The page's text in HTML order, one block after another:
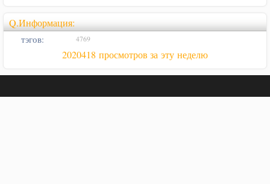
Q.Информация:
тэгов: 4769
2020418 просмотров за эту неделю